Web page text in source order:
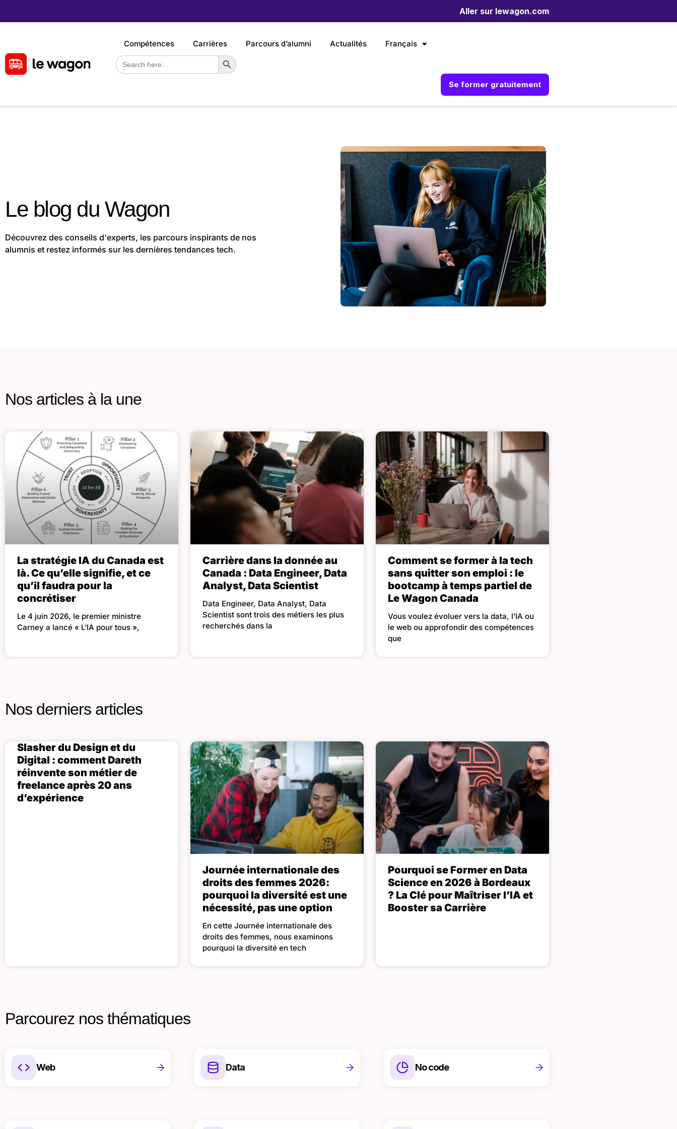
Aller sur lewagon.com
Compétences Carrières Parcours d’alumni Actualités Français
Search
for:
Search Button
Se former gratuitement
Le blog du Wagon
Découvrez des conseils d'experts, les parcours inspirants de nos
alumnis et restez informés sur les dernières tendances tech.
Nos articles à la une
La stratégie IA du Canada est
là. Ce qu’elle signifie, et ce
qu’il faudra pour la
concrétiser
Le 4 juin 2026, le premier ministre
Carney a lancé « L’IA pour tous »,
Carrière dans la donnée au
Canada : Data Engineer, Data
Analyst, Data Scientist
Data Engineer, Data Analyst, Data
Scientist sont trois des métiers les plus
recherchés dans la
Comment se former à la tech
sans quitter son emploi : le
bootcamp à temps partiel de
Le Wagon Canada
Vous voulez évoluer vers la data, l’IA ou
le web ou approfondir des compétences
que
Nos derniers articles
Slasher du Design et du
Digital : comment Dareth
réinvente son métier de
freelance après 20 ans
d’expérience
Journée internationale des
droits des femmes 2026:
pourquoi la diversité est une
nécessité, pas une option
En cette Journée internationale des
droits des femmes, nous examinons
pourquoi la diversité en tech
Pourquoi se Former en Data
Science en 2026 à Bordeaux
? La Clé pour Maîtriser l’IA et
Booster sa Carrière
Parcourez nos thématiques
Web Data No code